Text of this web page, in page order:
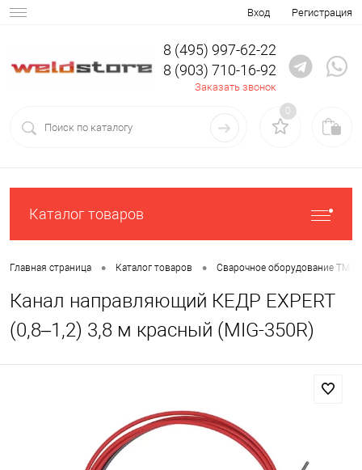
Вход Регистрация
8 (495) 997-62-22
8 (903) 710-16-92
Заказать звонок
0
Каталог товаров
Главная страница • Каталог товаров • Сварочное оборудование ТМ
Канал направляющий КЕДР EXPERT
(0,8–1,2) 3,8 м красный (MIG-350R)